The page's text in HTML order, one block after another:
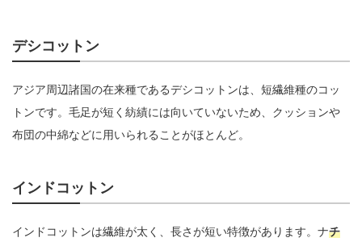
デシコットン
アジア周辺諸国の在来種であるデシコットンは、短繊維種のコッ
トンです。毛足が短く紡績には向いていないため、クッションや
布団の中綿などに用いられることがほとんど。
インドコットン
インドコットンは繊維が太く、長さが短い特徴があります。ナチ